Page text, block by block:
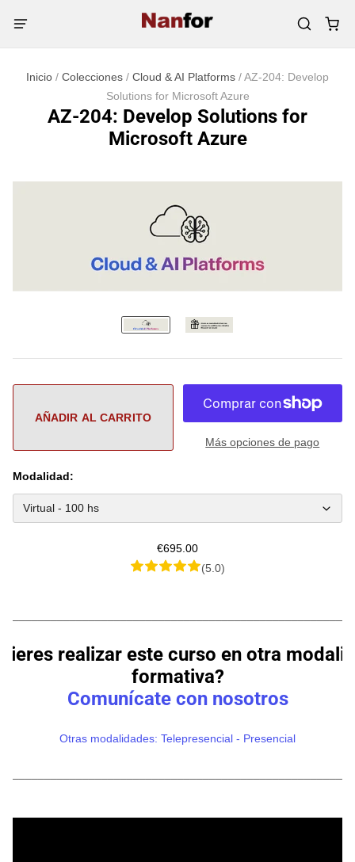
Inicio / Colecciones / Cloud & AI Platforms /AZ-204: Develop
Solutions for Microsoft Azure
AZ-204: Develop Solutions for
Microsoft Azure
Más opciones de pago
Modalidad:
€695.00
(5.0)
realizar este curso en otra
formativa?
Comunícate con nosotros
Otras modalidades: Telepresencial - Presencial